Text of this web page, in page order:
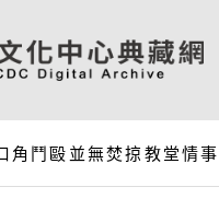
角鬥毆並無焚掠教堂情事